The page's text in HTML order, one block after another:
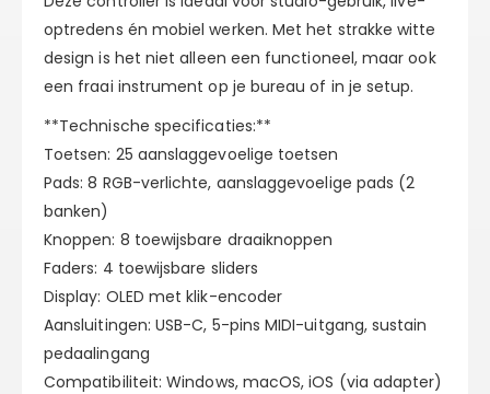
optredens én mobiel werken. Met het strakke witte
design is het niet alleen een functioneel, maar ook
een fraai instrument op je bureau of in je setup.
**Technische specificaties:**
Toetsen: 25 aanslaggevoelige toetsen
Pads: 8 RGB-verlichte, aanslaggevoelige pads (2
banken)
Knoppen: 8 toewijsbare draaiknoppen
Faders: 4 toewijsbare sliders
Display: OLED met klik-encoder
Aansluitingen: USB-C, 5-pins MIDI-uitgang, sustain
pedaalingang
Compatibiliteit: Windows, macOS, iOS (via adapter)